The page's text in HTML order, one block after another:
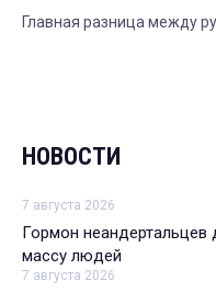
Главная разница между
НОВОСТИ
7 августа 2026
Гормон
массу людей
7 августа 2026